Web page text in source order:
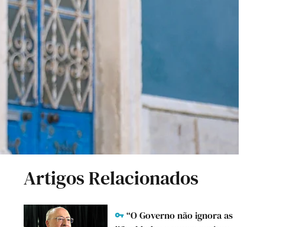
Artigos Relacionados
“O Governo não ignora as